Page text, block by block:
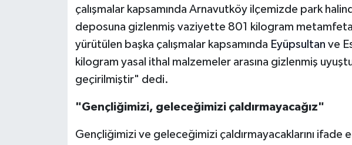
çalışmalar kapsamında Arnavutköy ilçemizde park
deposuna gizlenmiş vaziyette 801 kilogram
yürütülen başka çalışmalar kapsamında Eyüpsultan ve
kilogram yasal ithal malzemeler arasına gizlenmiş
geçirilmiştir" dedi.
"Gençliğimizi, geleceğimizi çaldırmayacağız"
Gençliğimizi ve geleceğimizi çaldırmayacaklarını ifade